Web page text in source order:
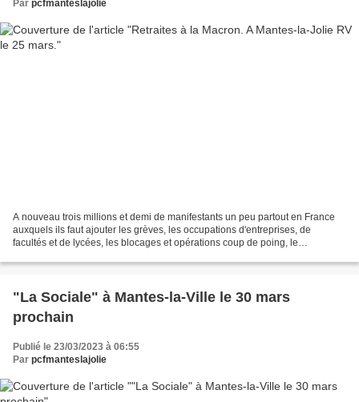
Par pcfmanteslajolie
A nouveau trois millions et demi de manifestants un peu partout en France
auxquels ils faut ajouter les grèves, les occupations d'entreprises, de
facultés et de lycées, les blocages et opérations coup de poing, le
"La Sociale" à Mantes-la-Ville le 30 mars
prochain
Publié le 23/03/2023 à 06:55
Par pcfmanteslajolie